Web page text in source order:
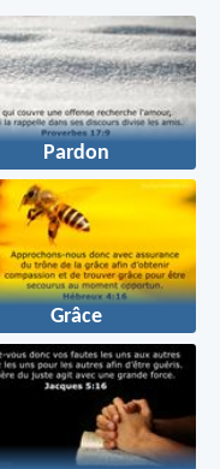
Pardon
Grâce